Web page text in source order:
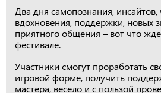
Два дня самопознания,
вдохновения, поддержки, новых
приятного общения – вот что
фестивале.
Участники смогут проработать
игровой форме, получить
мастера, весело и с пользой